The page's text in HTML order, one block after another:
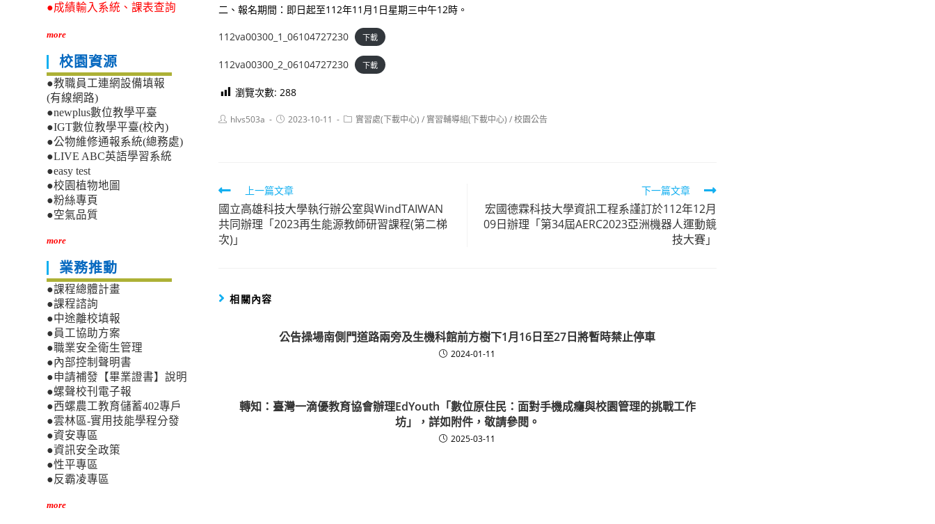
二、報名期間：即日起至112年11月1日星期三中午12時。
112va00300_1_06104727230 下載
112va00300_2_06104727230 下載
瀏覽次數: 288
Posthlvs503a
Post2023-10-11
Post實習處(下載中心) / 實習輔導組(下載中心) /校園公告
Read
more
articles
上一篇文章
國立高雄科技大學執行辦公室與WindTAIWAN
共同辦理「2023再生能源教師研習課程(第二梯
次)」
下一篇文章
宏國德霖科技大學資訊工程系謹訂於112年12月
09日辦理「第34屆AERC2023亞洲機器人運動競
技大賽」
相關內容
公告操場南側門道路兩旁及生機科館前方樹下1月16日至27日將暫時禁止停車
2024-01-11
轉知：臺灣一滴優教育協會辦理EdYouth「數位原住⺠：面對手機成癮與校園管理的挑戰工作
坊」，詳如附件，敬請參閱。
2025-03-11
●成績輸入系統、課表查詢
more
校園資源
●教職員工連網設備填報
(有線網路)
●newplus數位教學平臺
●IGT數位教學平臺(校內)
●公物維修通報系統(總務處)
●LIVE ABC英語學習系統
●easy test
●校園植物地圖
●粉絲專頁
●空氣品質
more
業務推動
●課程總體計畫
●課程諮詢
●中途離校填報
●員工協助方案
●職業安全衛生管理
●內部控制聲明書
●申請補發【畢業證書】說明
●螺聲校刊電子報
●西螺農工教育儲蓄402專戶
●雲林區-實用技能學程分發
●資安專區
●資訊安全政策
●性平專區
●反霸凌專區
more